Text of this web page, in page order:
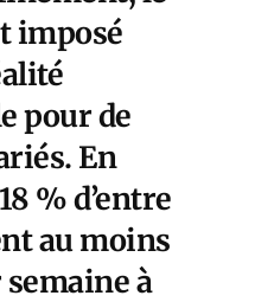
imposé
pour de
En
% d’entre
au moins
à